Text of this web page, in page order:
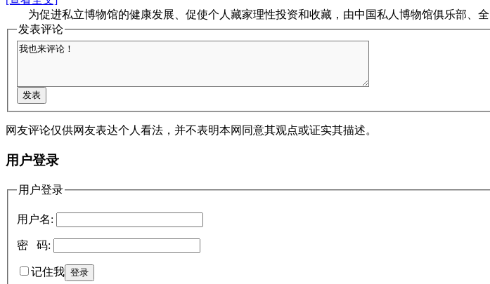
为促进私立博物馆的健康发展、促使个人藏家理性投资和收藏，由中国私人博物馆俱乐部、
发表评论
网友评论仅供网友表达个人看法，并不表明本网同意其观点或证实其描述。
用户登录
用户登录
用户名:
密 码:
记住我